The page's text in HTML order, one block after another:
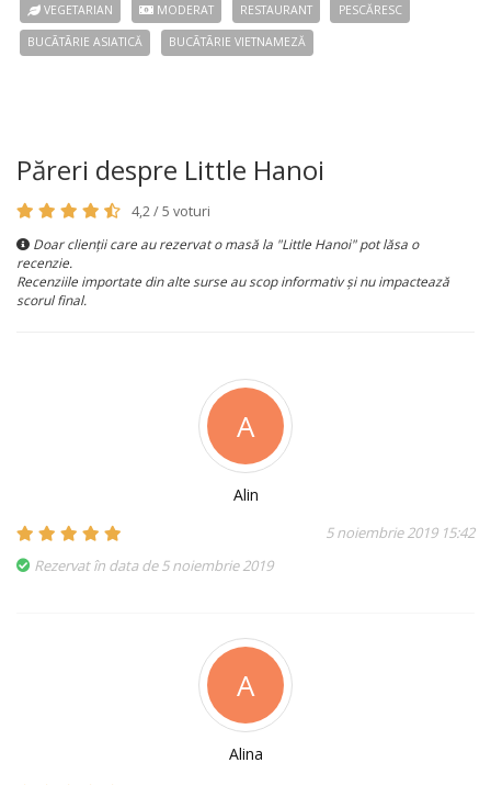
VEGETARIAN MODERAT RESTAURANT PESCĂRESC
BUCÃTÃRIE ASIATICĂ BUCÃTÃRIE VIETNAMEZĂ
Păreri despre Little Hanoi
4,2 / 5 voturi
Doar clienții care au rezervat o masă la "Little Hanoi" pot lăsa o
recenzie.
Recenziile importate din alte surse au scop informativ și nu impactează
scorul final.
A
Alin
5 noiembrie 2019 15:42
Rezervat în data de 5 noiembrie 2019
A
Alina